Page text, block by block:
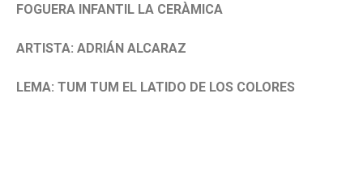
FOGUERA INFANTIL LA CERÀMICA
ARTISTA: ADRIÁN ALCARAZ
LEMA: TUM TUM EL LATIDO DE LOS COLORES